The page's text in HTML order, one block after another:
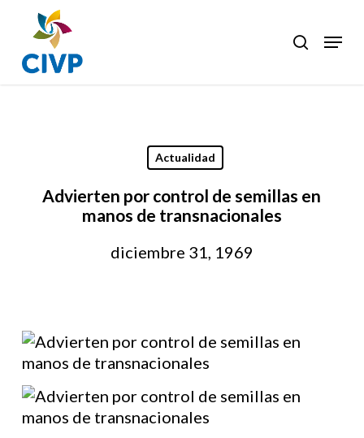
main
content
search
Menu
Actualidad
Advierten por control de semillas en
manos de transnacionales
diciembre 31, 1969
Close